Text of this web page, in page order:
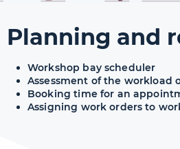
Planning and
Workshop bay scheduler
Assessment of the workload
Booking time for an